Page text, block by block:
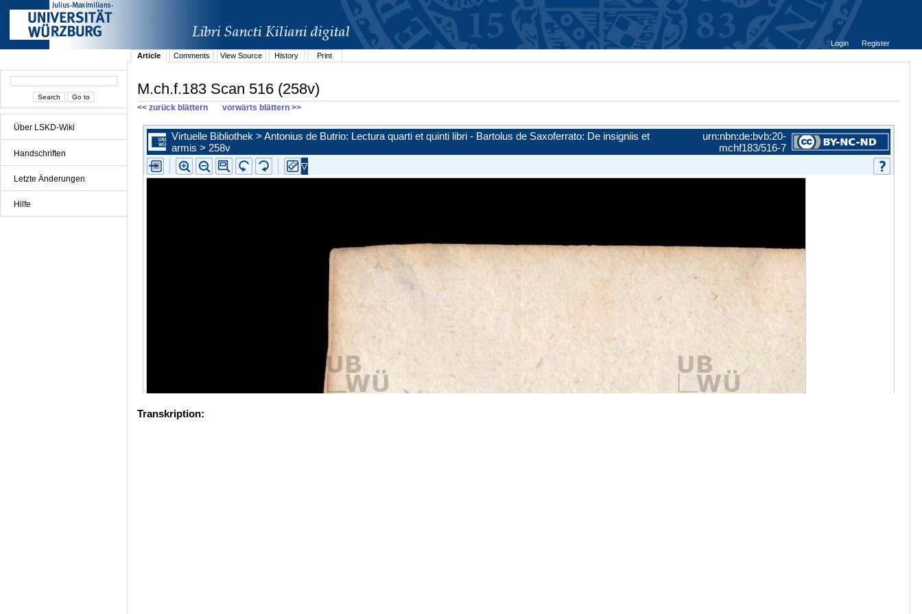
Über LSKD-Wiki
Handschriften
Letzte Änderungen
Hilfe
Login
Register
Article
Comments View Source History Print
M.ch.f.183 Scan 516 (258v)
<< zurück blättern vorwärts blättern >>
Transkription: